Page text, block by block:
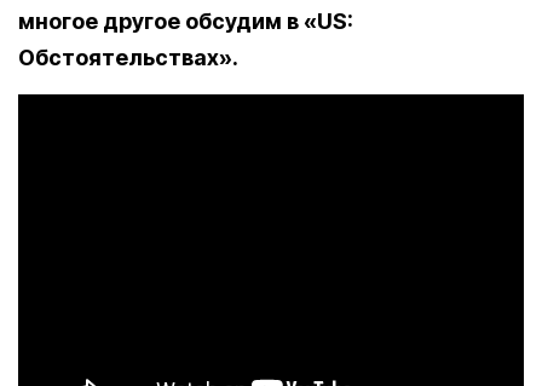
многое другое обсудим в «US:
Обстоятельствах».